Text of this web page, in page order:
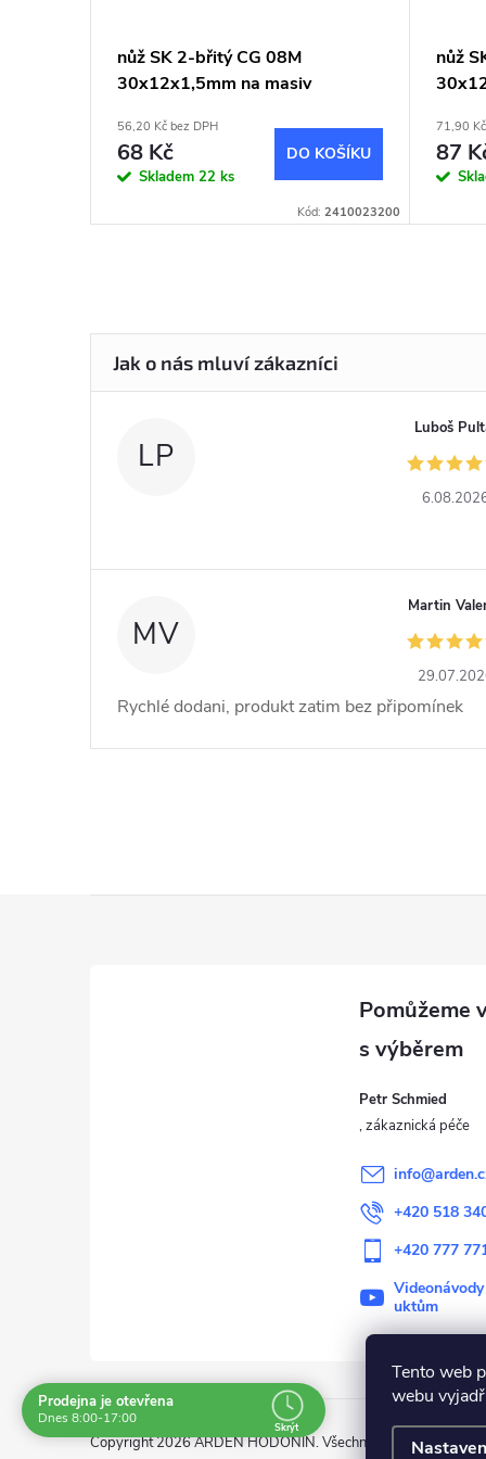
Tento web
webu
nůž SK 2-břitý CG 08M
30x12x1,5mm na masiv
56,20 Kč bez DPH
68 Kč
Skladem 22 ks
DO KOŠÍKU
Kód: 2410023200
nůž
71,90
87
LP
Luboš
MV
Martin
Rychlé dodani, produkt zatim bez připomínek
Petr Schmied
info@
+420 518
+420 777
uktům
Copyright 2026ARDEN HODONÍN. Všechna práva vyhrazena.
Prodejna je otevřena
Dnes 8:00-17:00
Skrýt